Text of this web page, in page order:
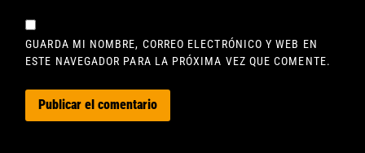
GUARDA MI NOMBRE, CORREO ELECTRÓNICO Y WEB EN
ESTE NAVEGADOR PARA LA PRÓXIMA VEZ QUE COMENTE.